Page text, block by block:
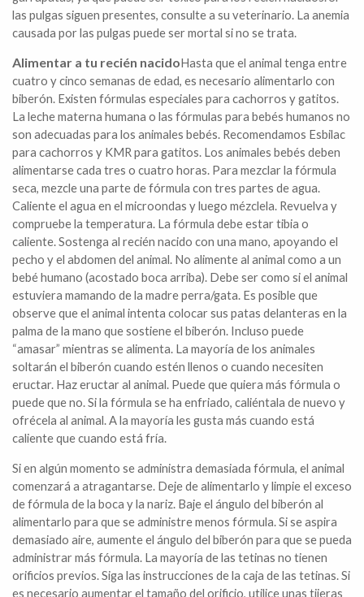
las pulgas siguen presentes, consulte a su veterinario. La anemia
causada por las pulgas puede ser mortal si no se trata.
Alimentar a tu recién nacidoHasta que el animal tenga entre
cuatro y cinco semanas de edad, es necesario alimentarlo con
biberón. Existen fórmulas especiales para cachorros y gatitos.
La leche materna humana o las fórmulas para bebés humanos no
son adecuadas para los animales bebés. Recomendamos Esbilac
para cachorros y KMR para gatitos. Los animales bebés deben
alimentarse cada tres o cuatro horas. Para mezclar la fórmula
seca, mezcle una parte de fórmula con tres partes de agua.
Caliente el agua en el microondas y luego mézclela. Revuelva y
compruebe la temperatura. La fórmula debe estar tibia o
caliente. Sostenga al recién nacido con una mano, apoyando el
pecho y el abdomen del animal. No alimente al animal como a un
bebé humano (acostado boca arriba). Debe ser como si el animal
estuviera mamando de la madre perra/gata. Es posible que
observe que el animal intenta colocar sus patas delanteras en la
palma de la mano que sostiene el biberón. Incluso puede
“amasar” mientras se alimenta. La mayoría de los animales
soltarán el biberón cuando estén llenos o cuando necesiten
eructar. Haz eructar al animal. Puede que quiera más fórmula o
puede que no. Si la fórmula se ha enfriado, caliéntala de nuevo y
ofrécela al animal. A la mayoría les gusta más cuando está
caliente que cuando está fría.
Si en algún momento se administra demasiada fórmula, el animal
comenzará a atragantarse. Deje de alimentarlo y limpie el exceso
de fórmula de la boca y la nariz. Baje el ángulo del biberón al
alimentarlo para que se administre menos fórmula. Si se aspira
demasiado aire, aumente el ángulo del biberón para que se pueda
administrar más fórmula. La mayoría de las tetinas no tienen
orificios previos. Siga las instrucciones de la caja de las tetinas. Si
es necesario aumentar el tamaño del orificio, utilice unas tijeras